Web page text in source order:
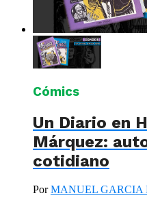
Cómics
Un Diario en
Márquez:
cotidiano
PorMANUEL GARCIA